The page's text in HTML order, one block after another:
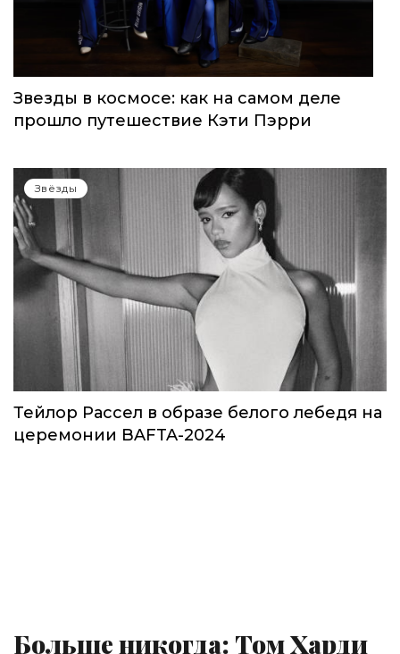
Звезды в космосе: как на самом деле
прошло путешествие Кэти Пэрри
Звёзды
Тейлор Рассел в образе белого лебедя на
церемонии BAFTA-2024
Больше никогда: Том Харди